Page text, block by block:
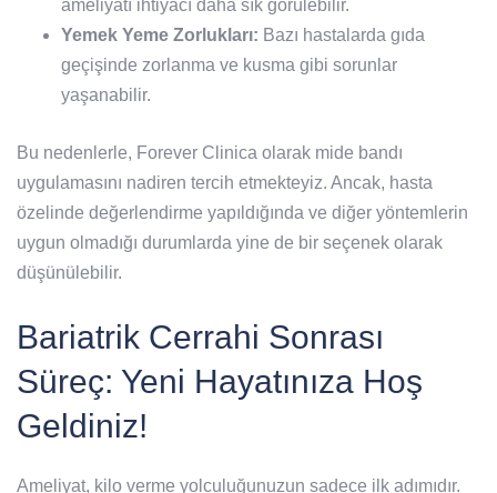
ameliyatı ihtiyacı daha sık görülebilir.
Yemek Yeme Zorlukları: Bazı hastalarda gıda
geçişinde zorlanma ve kusma gibi sorunlar
yaşanabilir.
Bu nedenlerle, Forever Clinica olarak mide bandı
uygulamasını nadiren tercih etmekteyiz. Ancak, hasta
özelinde değerlendirme yapıldığında ve diğer yöntemlerin
uygun olmadığı durumlarda yine de bir seçenek olarak
düşünülebilir.
Bariatrik Cerrahi Sonrası
Süreç: Yeni Hayatınıza Hoş
Geldiniz!
Ameliyat, kilo verme yolculuğunuzun sadece ilk adımıdır.